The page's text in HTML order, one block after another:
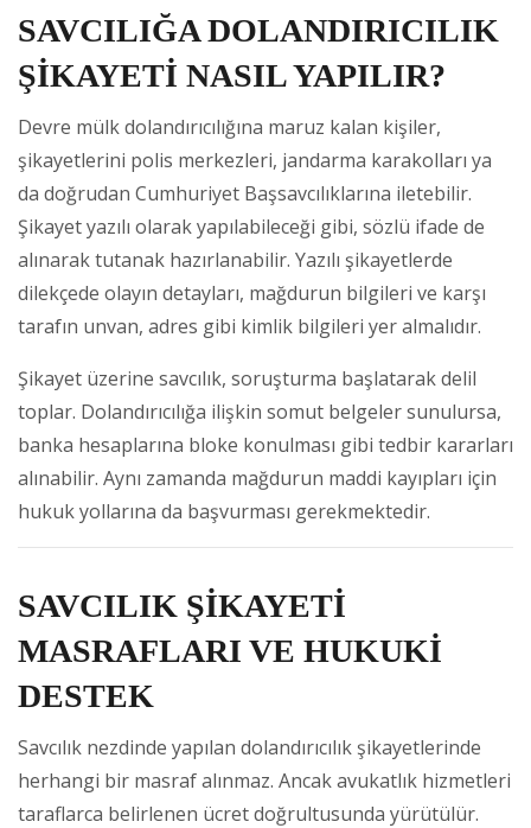
SAVCILIĞA DOLANDIRICILIK
ŞİKAYETİ NASIL YAPILIR?
Devre mülk dolandırıcılığına maruz kalan kişiler,
şikayetlerini polis merkezleri, jandarma karakolları ya
da doğrudan Cumhuriyet Başsavcılıklarına iletebilir.
Şikayet yazılı olarak yapılabileceği gibi, sözlü ifade de
alınarak tutanak hazırlanabilir. Yazılı şikayetlerde
dilekçede olayın detayları, mağdurun bilgileri ve karşı
tarafın unvan, adres gibi kimlik bilgileri yer almalıdır.
Şikayet üzerine savcılık, soruşturma başlatarak delil
toplar. Dolandırıcılığa ilişkin somut belgeler sunulursa,
banka hesaplarına bloke konulması gibi tedbir kararları
alınabilir. Aynı zamanda mağdurun maddi kayıpları için
hukuk yollarına da başvurması gerekmektedir.
SAVCILIK ŞİKAYETİ
MASRAFLARI VE HUKUKİ
DESTEK
Savcılık nezdinde yapılan dolandırıcılık şikayetlerinde
herhangi bir masraf alınmaz. Ancak avukatlık hizmetleri
taraflarca belirlenen ücret doğrultusunda yürütülür.